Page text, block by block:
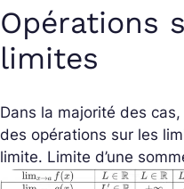
Opérations
limites
Dans la majorité des
des opérations sur les
limite. Limite d’une